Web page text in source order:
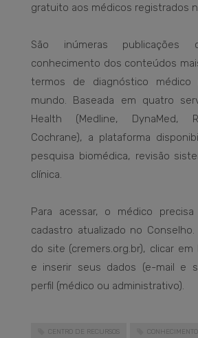
gratuito aos médicos registrados
São inúmeras publicações
conhecimento dos conteúdos
termos de diagnóstico
mundo. Baseada em quatro
Health (Medline, DynaMed,
Cochrane), a plataforma
pesquisa biomédica, revisão
clínica.
Para acessar, o médico
cadastro atualizado no Conselho.
do site (cremers.org.br), clicar em
e inserir seus dados (e-mail e
perfil (médico ou administrativo).
CENTRO DE RECURSOS